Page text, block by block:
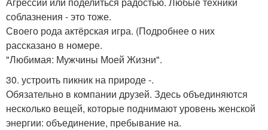
соблазнения - это тоже.
Своего рода актёрская игра. (Подробнее о них
рассказано в номере.
"Любимая: Мужчины Моей Жизни".
30. устроить пикник на природе -.
Обязательно в компании друзей. Здесь объединяются
несколько вещей, которые поднимают уровень женской
энергии: объединение, пребывание на.